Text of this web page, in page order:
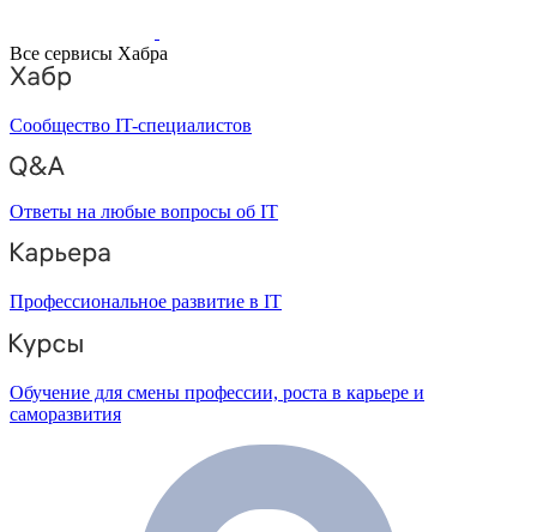
Все сервисы Хабра
Сообщество IT-специалистов
Ответы на любые вопросы об IT
Профессиональное развитие в IT
Обучение для смены профессии, роста в карьере и
саморазвития